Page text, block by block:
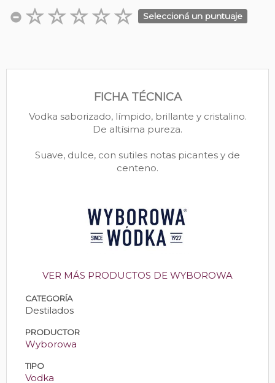
Seleccioná un puntuaje
FICHA TÉCNICA
Vodka saborizado, límpido, brillante y cristalino.
De altísima pureza.
Suave, dulce, con sutiles notas picantes y de
centeno.
VER MÁS PRODUCTOS DE WYBOROWA
CATEGORÍA
Destilados
PRODUCTOR
Wyborowa
TIPO
Vodka